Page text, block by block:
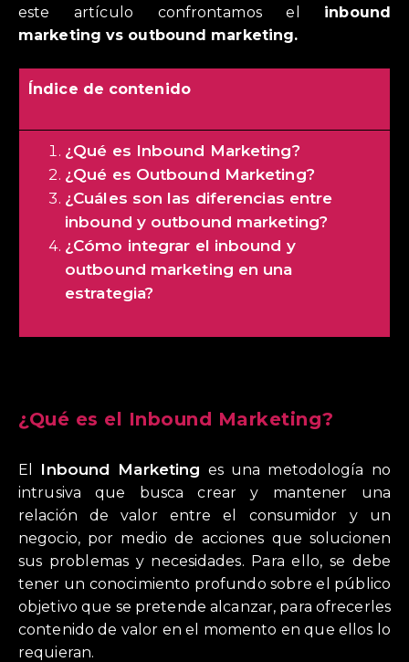
este artículo confrontamos el inbound
marketing vs outbound marketing.
Índice de contenido
¿Qué es Inbound Marketing?
¿Qué es Outbound Marketing?
¿Cuáles son las diferencias entre
inbound y outbound marketing?
¿Cómo integrar el inbound y
outbound marketing en una
estrategia?
¿Qué es el Inbound Marketing?
El Inbound Marketing es una metodología no
intrusiva que busca crear y mantener una
relación de valor entre el consumidor y un
negocio, por medio de acciones que solucionen
sus problemas y necesidades. Para ello, se debe
tener un conocimiento profundo sobre el público
objetivo que se pretende alcanzar, para ofrecerles
contenido de valor en el momento en que ellos lo
requieran.